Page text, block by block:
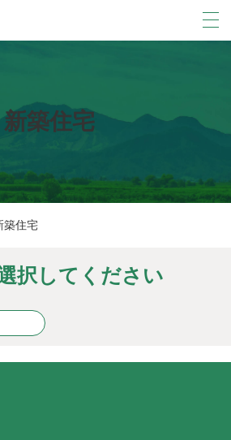
買いたい
土地
その他
ート・マンション
貸家
舗・事務所・倉庫
その他
建物の解体
トップ
会社案内
よくある質問
新築住宅
築住宅
択してください